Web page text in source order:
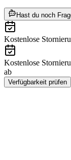
Hast du noch
Kostenlose
Kostenlose
ab
Verfügbarkeit prüfen